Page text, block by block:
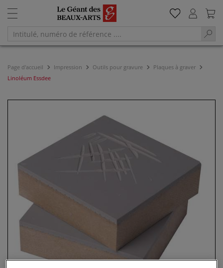
Page d'accueil Impression Outils pour gravure
Plaques à graver
Linoléum Essdee